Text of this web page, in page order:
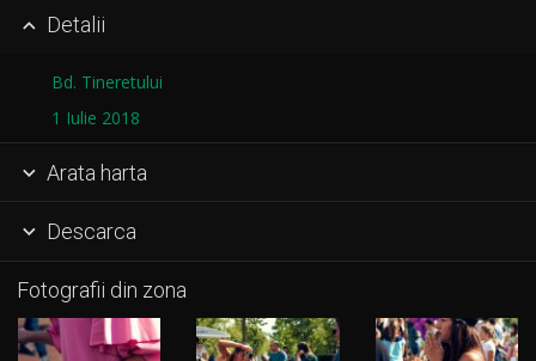
 Detalii
Bd. Tineretului
1 Iulie 2018
 Arata harta
 Descarca
Fotografii din zona